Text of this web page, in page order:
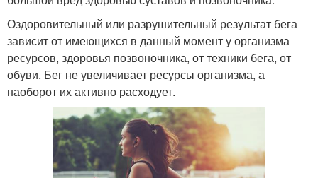
Оздоровительный или разрушительный результат бега
зависит от имеющихся в данный момент у организма
ресурсов, здоровья позвоночника, от техники бега, от
обуви. Бег не увеличивает ресурсы организма, а
наоборот их активно расходует.